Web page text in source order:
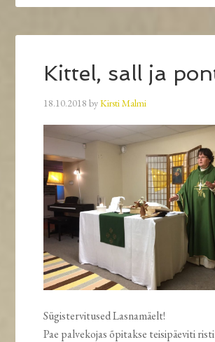
Kittel, sall ja
18.10.2018 byKirsti Malmi
Sügistervitused Lasnamäelt!
Pae palvekojas õpitakse teisipäeviti